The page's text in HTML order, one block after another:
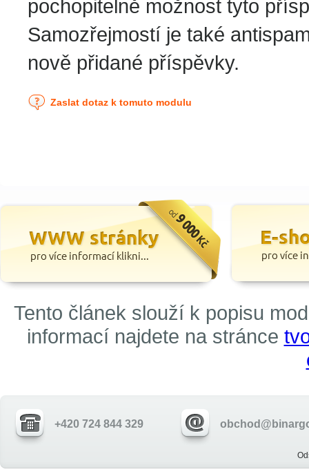
pochopitelně možnost tyto
Samozřejmostí je také
nově přidané příspěvky.
Zaslat dotaz k tomuto modulu
Tento článek slouží k popisu
informací najdete na stránce
+420 724 844 329